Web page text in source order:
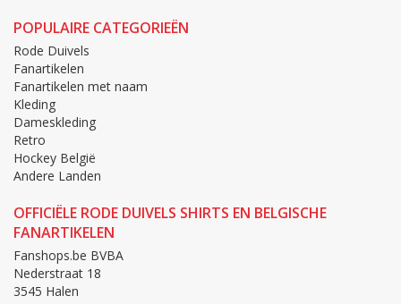
POPULAIRE CATEGORIEËN
Rode Duivels
Fanartikelen
Fanartikelen met naam
Kleding
Dameskleding
Retro
Hockey België
Andere Landen
OFFICIËLE RODE DUIVELS SHIRTS EN BELGISCHE
FANARTIKELEN
Fanshops.be BVBA
Nederstraat 18
3545 Halen